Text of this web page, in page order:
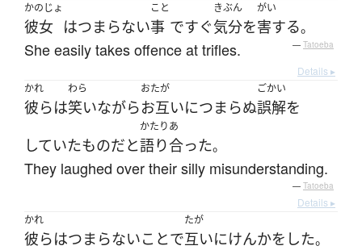
かのじょ
彼女 はつまらない
こと
事 ですぐ
きぶん
気分を
がい
害する。
She easily takes offence at trifles. — Tatoeba
Details ▸
かれ
彼らは
わら
笑いながら
おたが
お互いにつまらぬ
ごかい
誤解を
していたものだと
かたりあ
語り合った。
They laughed over their silly misunderstanding.
— Tatoeba
Details ▸
かれ
彼らはつまらないことで
たが
互いにけんかを した。